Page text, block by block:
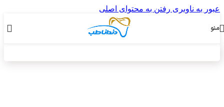
عبور به ناوبری رفتن به محتوای اصلی
منو